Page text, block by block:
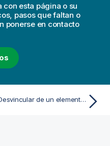
esta página o su
pasos que faltan o
ponerse en contacto
Desvincular de un elemento maestro